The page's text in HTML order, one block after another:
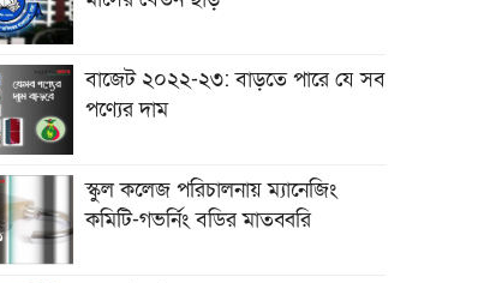
বাজেট ২০২২-২৩: বাড়তে পারে যে সব
পণ্যের দাম
স্কুল কলেজ পরিচালনায় ম্যানেজিং
কমিটি-গভর্নিং বডির মাতব্বরি